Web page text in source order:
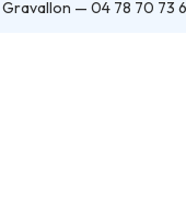
— 04 78 70 73